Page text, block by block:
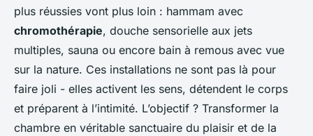
plus réussies vont plus loin : hammam avec
chromothérapie, douche sensorielle aux jets
multiples, sauna ou encore bain à remous avec vue
sur la nature. Ces installations ne sont pas là pour
faire joli - elles activent les sens, détendent le corps
et préparent à l’intimité. L’objectif ? Transformer la
chambre en véritable sanctuaire du plaisir et de la